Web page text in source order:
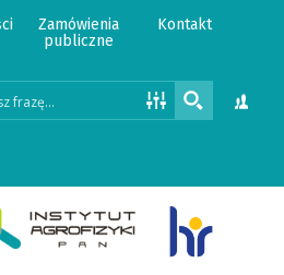
Zamówienia
publiczne
Kontakt